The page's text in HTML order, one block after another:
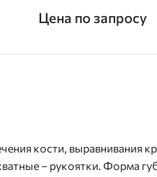
Цена по запросу
кости, выравнивания
– рукоятки. Форма